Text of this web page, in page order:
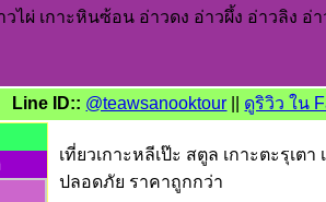
วไผ่ เกาะหินซ้อน อ่าวดง อ่าวผึ้ง อ่าวลิง อ่
Line ID:: @teawsanooktour
ดูริวิว ใน
เที่ยวเกาะหลีเป๊ะ สตูล เกาะตะรุเ
ปลอดภัย ราคาถูกกว่า